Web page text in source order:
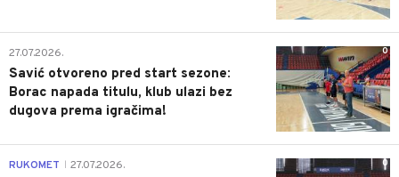
0
27.07.2026.
Savić otvoreno pred start sezone:
Borac napada titulu, klub ulazi bez
dugova prema igračima!
0
RUKOMET 27.07.2026.